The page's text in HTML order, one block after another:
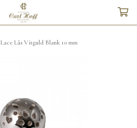
Lace Lås Vitguld Blank 10 mm